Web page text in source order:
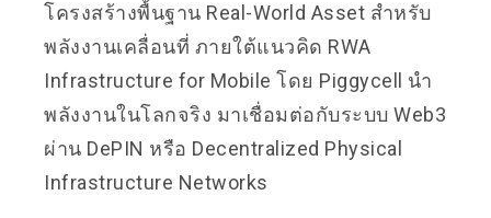
โครงสร้างพื้นฐาน Real-World Asset สำหรับ
พลังงานเคลื่อนที่ ภายใต้แนวคิด RWA
Infrastructure for Mobile โดย Piggycell นำ
พลังงานในโลกจริง มาเชื่อมต่อกับระบบ Web3
ผ่าน DePIN หรือ Decentralized Physical
Infrastructure Networks